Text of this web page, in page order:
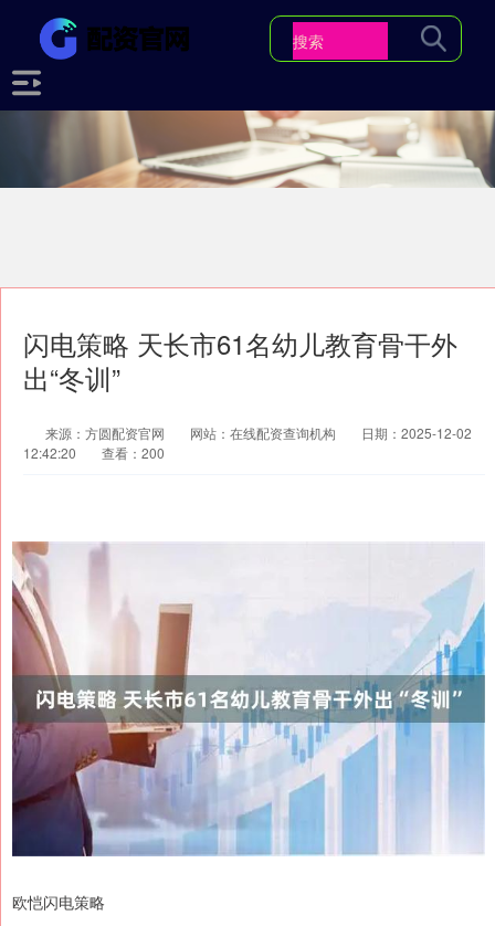
闪电策略 天长市61名幼儿教育骨干外
出“冬训”
来源：方圆配资官网 网站：在线配资查询机构
日期：2025-12-02
12:42:20
查看：200
欧恺闪电策略